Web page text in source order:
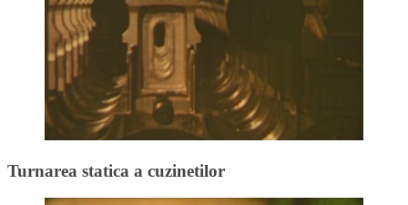
Turnarea statica a cuzinetilor